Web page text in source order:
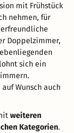
mit Frühstück
nehmen, für
Doppelzimmer,
sich ein
Wunsch auch
weiteren
Kategorien.